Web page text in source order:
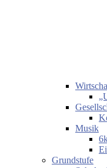
Musik
Grundstufe